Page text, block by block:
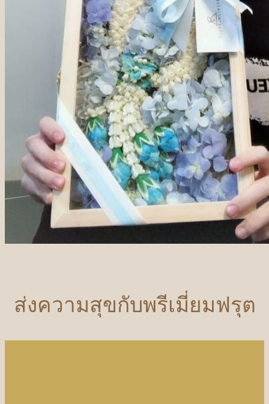
ส่งความสุขกับพรีเมี่ยมฟรุต